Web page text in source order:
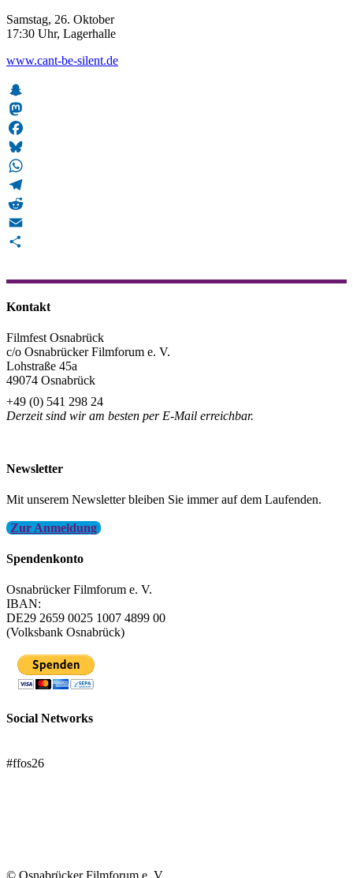
Samstag, 26. Oktober
17:30 Uhr, Lagerhalle
www.cant-be-silent.de
Snapchat
Mastodon
Facebook
Bluesky
WhatsApp
Telegram
Reddit
Email
Kontakt
Filmfest Osnabrück
c/o Osnabrücker Filmforum e. V.
Lohstraße 45a
49074 Osnabrück
+49 (0) 541 298 24
Derzeit sind wir am besten per E-Mail erreichbar.
Newsletter
Mit unserem Newsletter bleiben Sie immer auf dem Laufenden.
Zur Anmeldung
Spendenkonto
Osnabrücker Filmforum e. V.
IBAN:
DE29 2659 0025 1007 4899 00
(Volksbank Osnabrück)
Social Networks
#ffos26
© Osnabrücker Filmforum e. V.